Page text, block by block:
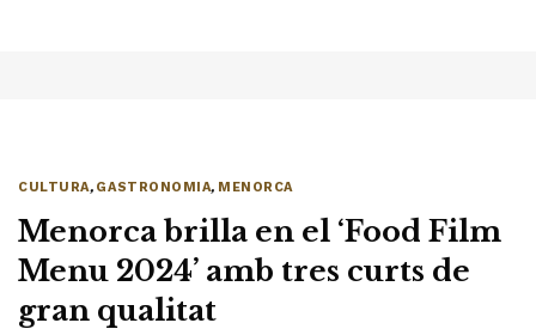
CULTURA, GASTRONOMIA, MENORCA
Menorca brilla en el ‘Food Film
Menu 2024’ amb tres curts de
gran qualitat